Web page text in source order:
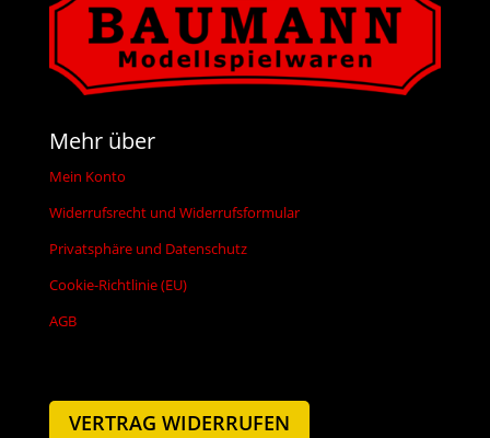
Mehr über
Mein Konto
Widerrufsrecht und Widerrufsformular
Privatsphäre und Datenschutz
Cookie-Richtlinie (EU)
AGB
VERTRAG WIDERRUFEN